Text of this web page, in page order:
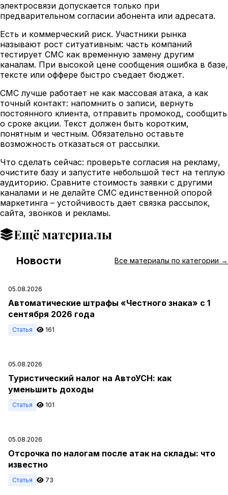
электросвязи допускается только при
предварительном согласии абонента или адресата.
Есть и коммерческий риск. Участники рынка
называют рост ситуативным: часть компаний
тестирует СМС как временную замену другим
каналам. При высокой цене сообщения ошибка в базе,
тексте или оффере быстро съедает бюджет.
СМС лучше работает не как массовая атака, а как
точный контакт: напомнить о записи, вернуть
постоянного клиента, отправить промокод, сообщить
о сроке акции. Текст должен быть коротким,
понятным и честным. Обязательно оставьте
возможность отказаться от рассылки.
Что сделать сейчас: проверьте согласия на рекламу,
очистите базу и запустите небольшой тест на теплую
аудиторию. Сравните стоимость заявки с другими
каналами и не делайте СМС единственной опорой
маркетинга – устойчивость дает связка рассылок,
сайта, звонков и рекламы.
Ещё материалы
Новости Все материалы по категории →
05.08.2026
Автоматические штрафы «Честного знака» с 1
сентября 2026 года
Статья 161
05.08.2026
Туристический налог на АвтоУСН: как
уменьшить доходы
Статья 101
05.08.2026
Отсрочка по налогам после атак на склады: что
известно
Статья 73